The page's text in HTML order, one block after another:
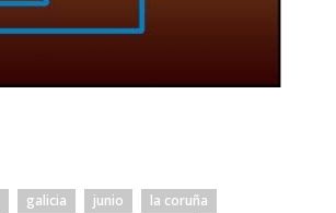
galicia junio
la coruña